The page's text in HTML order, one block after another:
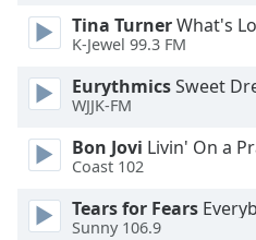
Text
Color
Opacity
Caption
Tina TurnerWhat's
K-Jewel 99.3 FM
EurythmicsSweet
WJJK-FM
Bon Jovi Livin' On a
Coast 102
Tears for Fears
Sunny 106.9